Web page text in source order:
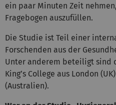
ein paar Minuten Zeit
Fragebogen auszufüllen.
Die Studie ist Teil einer
Forschenden aus der
Unter anderem beteiligt sind
King’s College aus London
(Australien).